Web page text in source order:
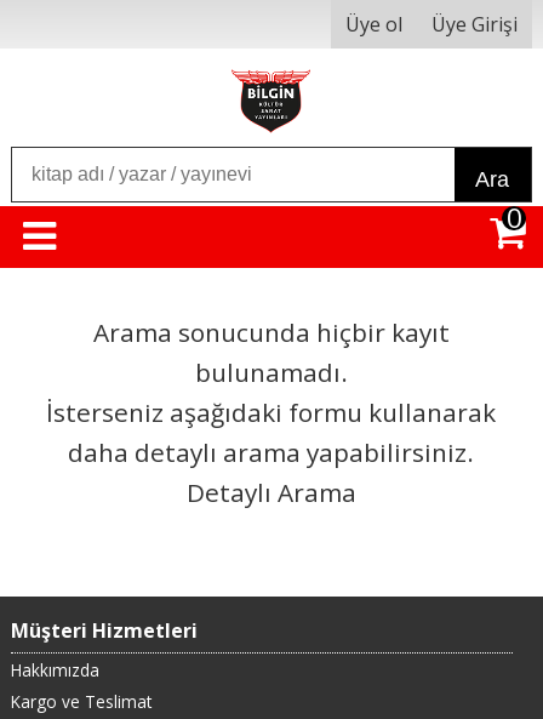
Üye ol Üye Girişi
Ara
0
Arama sonucunda hiçbir kayıt
bulunamadı.
İsterseniz aşağıdaki formu kullanarak
daha detaylı arama yapabilirsiniz.
Detaylı Arama
Müşteri Hizmetleri
Hakkımızda
Kargo ve Teslimat